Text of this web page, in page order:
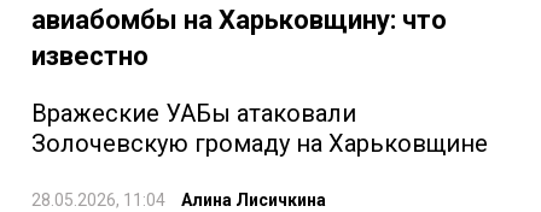
авиабомбы на Харьковщину: что
известно
Вражеские УАБы атаковали
Золочевскую громаду на Харьковщине
28.05.2026, 11:04 Алина Лисичкина